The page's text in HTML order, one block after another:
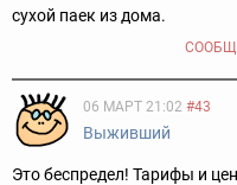
сухой паек из дома.
06 МАРТ 21:02 #43
Bыживший
Это беспредел! Тарифы и